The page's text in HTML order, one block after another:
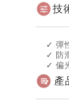
技
✓ 彈
✓ 防
✓ 偏
產